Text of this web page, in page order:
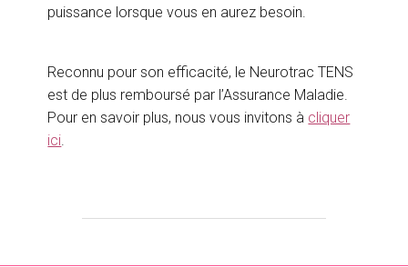
puissance lorsque vous en aurez besoin.
Reconnu pour son efficacité, le Neurotrac TENS
est de plus remboursé par l’Assurance Maladie.
Pour en savoir plus, nous vous invitons à cliquer
ici